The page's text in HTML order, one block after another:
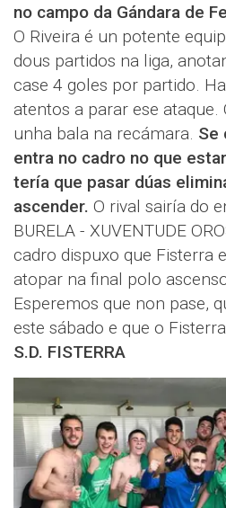
no campo da Gándara de
O Riveira é un potente
dous partidos na liga,
case 4 goles por partido.
atentos a parar ese ataque.
unha bala na recámara. Se
entra no cadro no que
tería que pasar dúas
ascender. O rival sairía do
BURELA - XUVENTUDE
cadro dispuxo que Fisterra
atopar na final polo
Esperemos que non pase,
este sábado e que o
S.D. FISTERRA